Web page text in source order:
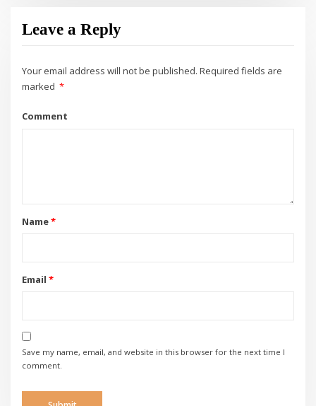
Leave a Reply
Your email address will not be published. Required fields are
marked *
Comment
Name*
Email *
Save my name, email, and website in this browser for the next time I
comment.